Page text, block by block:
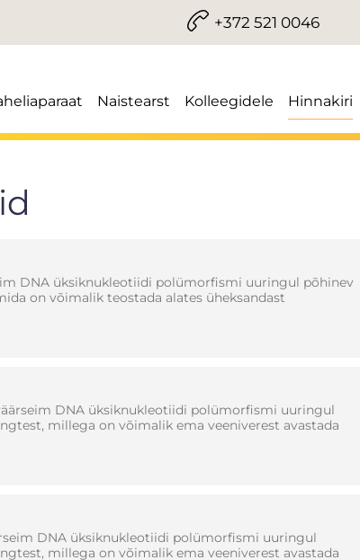
+372 521 0046
Naistearst Kolleegidele Hinnakiri
DNA üksiknukleotiidi polümorfismi uuringul põhinev
on võimalik teostada alates üheksandast
DNA üksiknukleotiidi polümorfismi uuringul
millega on võimalik ema veeniverest avastada
DNA üksiknukleotiidi polümorfismi uuringul
millega on võimalik ema veeniverest avastada